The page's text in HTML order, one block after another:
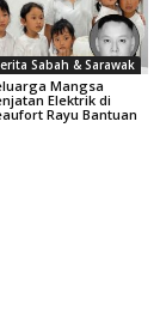
Sabah & Sarawak
Mangsa
Elektrik di
Rayu Bantuan